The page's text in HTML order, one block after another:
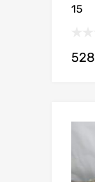
15
528